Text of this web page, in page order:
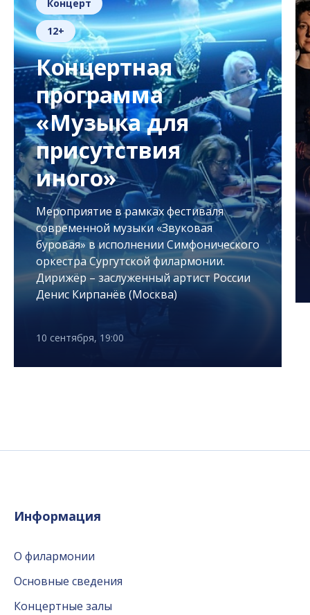
Концерт
12+
Концертная
программа
«Музыка для
присутствия
иного»
Мероприятие в рамках фестиваля
современной музыки «Звуковая
буровая» в исполнении Симфонического
оркестра Сургутской филармонии.
Дирижёр – заслуженный артист России
Денис Кирпанёв (Москва)
10 сентября, 19:00
Информация
О филармонии
Основные сведения
Концертные залы